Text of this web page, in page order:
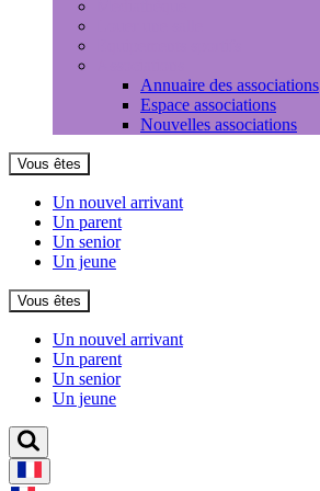
Annuaire des associations
Espace associations
Nouvelles associations
Vous êtes
Un nouvel arrivant
Un parent
Un senior
Un jeune
Vous êtes
Un nouvel arrivant
Un parent
Un senior
Un jeune